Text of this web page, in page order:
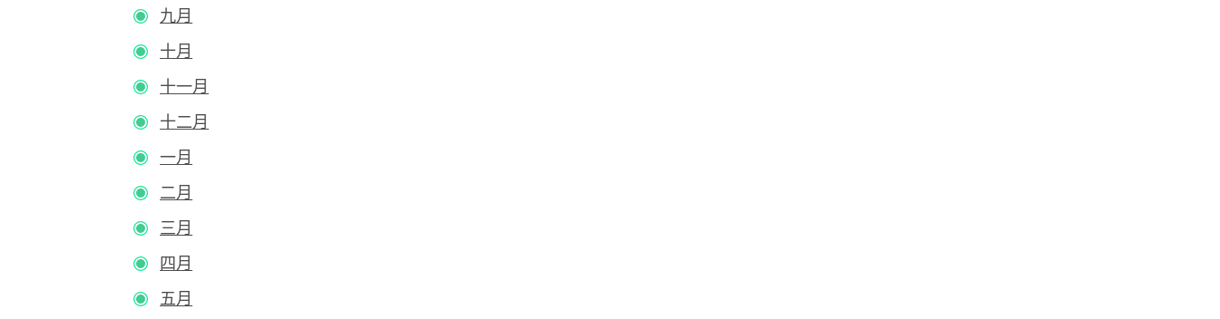
九月
十月
十一月
十二月
一月
二月
三月
四月
五月